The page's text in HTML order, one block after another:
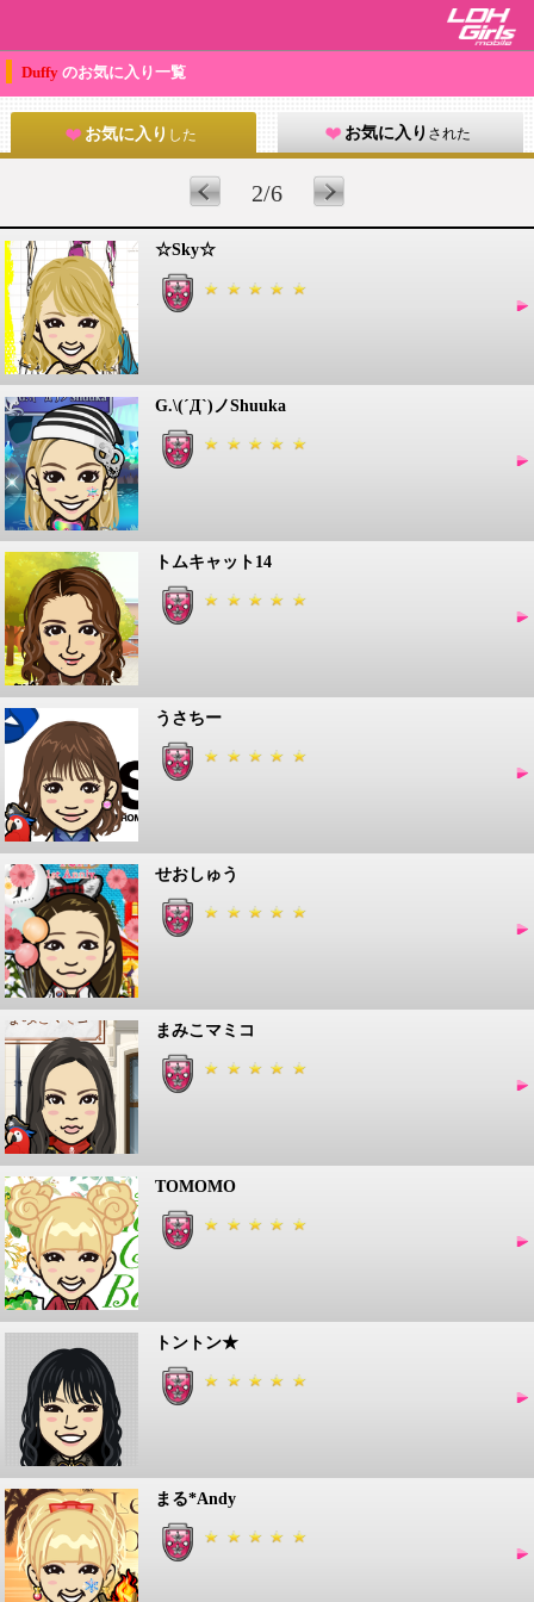
Duffy のお気に入り一覧
お気に入り した お気に入り された
2/6
☆Sky☆
G.\(´Д`)ノShuuka
トムキャット14
うさちー
せおしゅう
まみこマミコ
TOMOMO
トントン★
まる*Andy